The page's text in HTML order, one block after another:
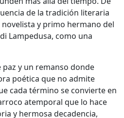
de la tradición literaria
y primo hermano del
Lampedusa, como una
y un remanso donde
poética que no admite
cada término se convierte en
atemporal que lo hace
y hermosa decadencia,